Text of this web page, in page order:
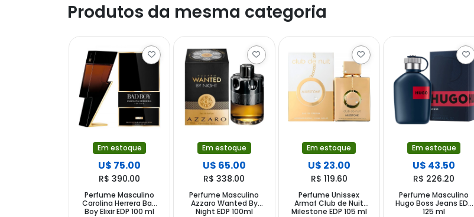
Produtos da mesma categoria
Em estoque
U$ 75.00
R$ 390.00
Perfume Masculino
Carolina Herrera Bad
Boy Elixir EDP 100 ml
Em estoque
U$ 65.00
R$ 338.00
Perfume Masculino
Azzaro Wanted By
Night EDP 100ml
Em estoque
U$ 23.00
R$ 119.60
Perfume Unissex
Armaf Club de Nuit
Milestone EDP 105 ml
Em estoque
U$ 43.50
R$ 226.20
Perfume Masculino
Hugo Boss Jeans EDT
125 ml